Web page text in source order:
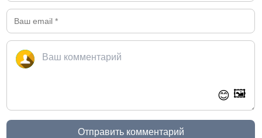
😊 🖼️
Отправить комментарий